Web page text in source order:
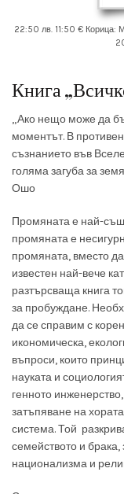
22:50 лв. 11:50 € Корица:
Книга
„Ако нещо може да
моментът. В
съзнанието във
голяма загуба за
Ошо
Промяната е най-
промяната е
промяната, вместо
известен най-вече
разтърсваща книга
за пробуждане.
да се справим с
икономическа,
въпроси, които
науката и
генното
затъпяване на
система. Той
семейството и
национализма и